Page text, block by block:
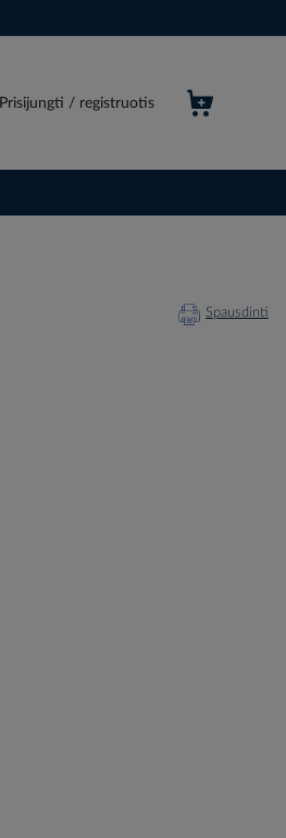
Prisijungti / registruotis
Spausdinti